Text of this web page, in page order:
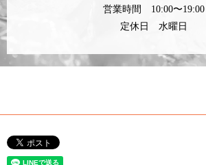
営業時間 10:00〜19:00
定休日 水曜日